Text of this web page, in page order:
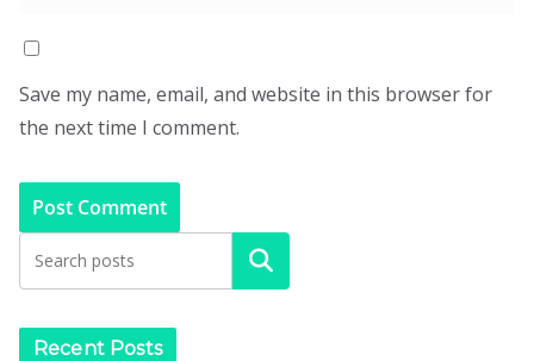
Save my name, email, and website in this browser for
the next time I comment.
Search
Recent Posts